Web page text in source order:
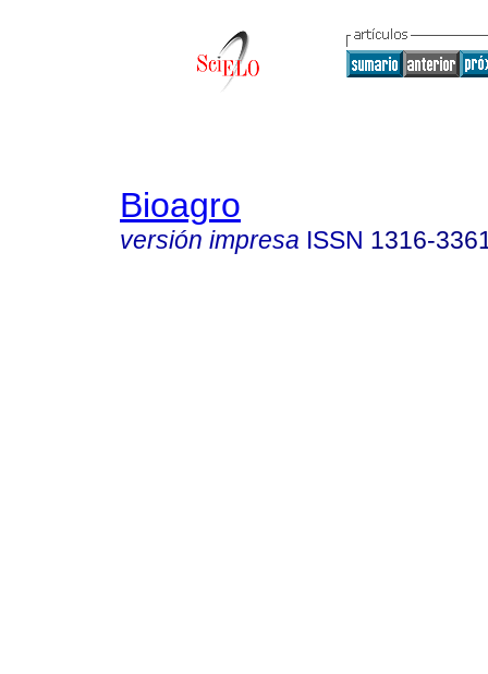
Bioagro
versión impresa ISSN 1316-